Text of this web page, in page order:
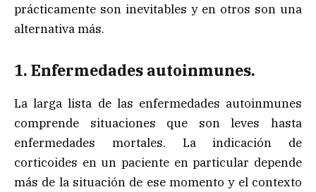
prácticamente son inevitables y en otros son una
alternativa más.
1. Enfermedades autoinmunes.
La larga lista de las enfermedades autoinmunes
comprende situaciones que son leves hasta
enfermedades mortales. La indicación de
corticoides en un paciente en particular depende
más de la situación de ese momento y el contexto